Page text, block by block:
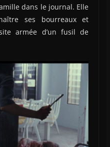
dans le journal. Elle
ses bourreaux et
armée d’un fusil de